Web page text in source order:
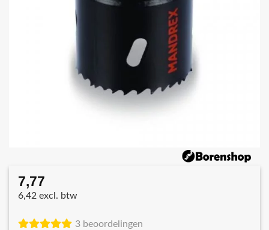
7,77
6,42 excl. btw
3 beoordelingen